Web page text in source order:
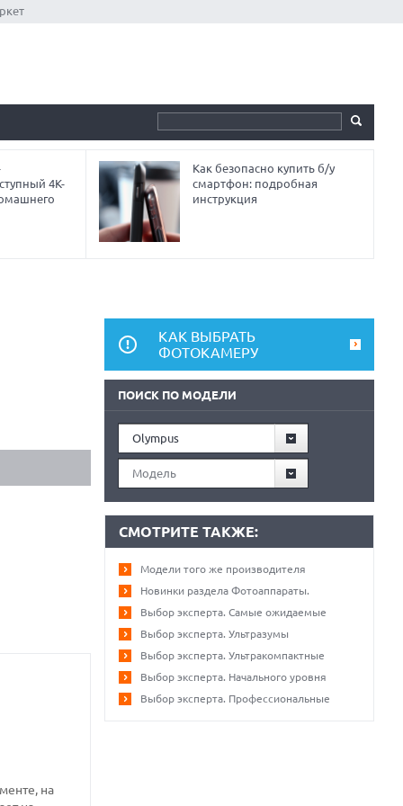
4K-
Как безопасно купить б/у
смартфон: подробная
инструкция
на
КАК ВЫБРАТЬ
ФОТОКАМЕРУ
ПОИСК ПО МОДЕЛИ
Olympus
Модель
СМОТРИТЕ ТАКЖЕ:
Модели того же производителя
Новинки раздела Фотоаппараты.
Выбор эксперта. Самые ожидаемые
Выбор эксперта. Ультразумы
Выбор эксперта. Ультракомпактные
Выбор эксперта. Начального уровня
Выбор эксперта. Профессиональные